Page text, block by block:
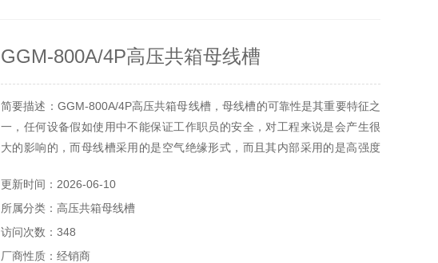
GGM-800A/4P高压共箱母线槽
简要描述：GGM-800A/4P高压共箱母线槽，母线槽的可靠性是其重要特征之
一，任何设备假如使用中不能保证工作职员的安全，对工程来说是会产生很
大的影响的，而母线槽采用的是空气绝缘形式，而且其内部采用的是高强度
处的特殊构造也可以帮到很大的忙。
更新时间：2026-06-10
所属分类：高压共箱母线槽
访问次数：348
厂商性质：经销商